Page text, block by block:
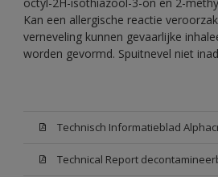
Kan een allergische reactie
verneveling kunnen gevaarlijke
worden gevormd. Spuitnevel niet